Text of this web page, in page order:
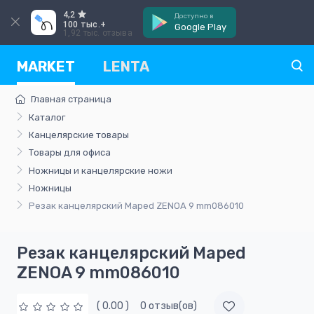
4,2
100 тыс.+
1,92 тыс. отзыва
Доступно в
Google Play
MARKET LENTA
Главная страница
Каталог
Канцелярские товары
Товары для офиса
Ножницы и канцелярские ножи
Ножницы
Резак канцелярский Maped ZENOA 9 mm086010
Резак канцелярский Maped
ZENOA 9 mm086010
( 0.00 ) 0 отзыв(ов)